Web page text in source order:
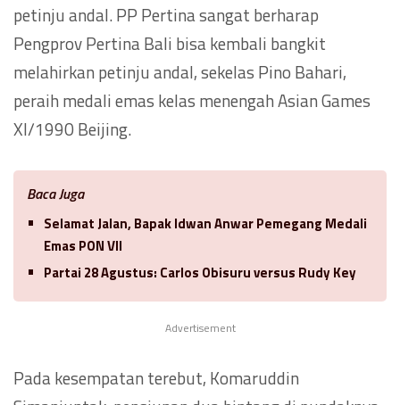
petinju andal. PP Pertina sangat berharap
Pengprov Pertina Bali bisa kembali bangkit
melahirkan petinju andal, sekelas Pino Bahari,
peraih medali emas kelas menengah Asian Games
XI/1990 Beijing.
Baca Juga
Selamat Jalan, Bapak Idwan Anwar Pemegang Medali
Emas PON VII
Partai 28 Agustus: Carlos Obisuru versus Rudy Key
Advertisement
Pada kesempatan terebut, Komaruddin